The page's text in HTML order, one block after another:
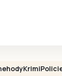
Krimi